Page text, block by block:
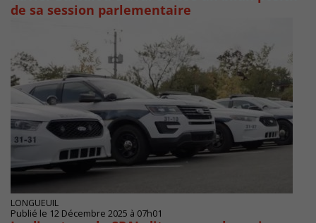
de sa session parlementaire
LONGUEUIL
Publié le 12 Décembre 2025 à 07h01